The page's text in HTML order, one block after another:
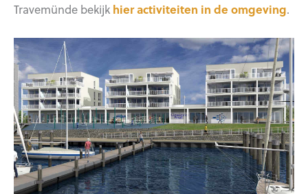
Travemünde bekijk hier activiteiten in de omgeving.